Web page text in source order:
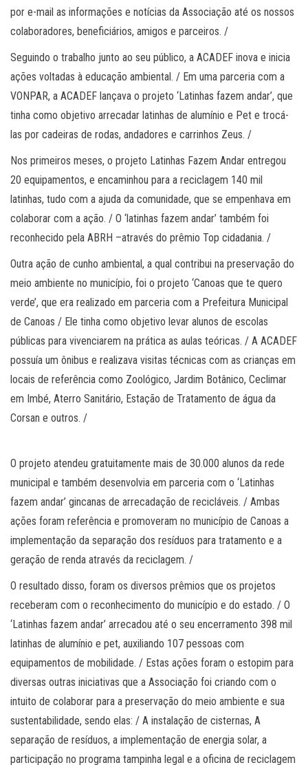
por e-mail as informações e notícias da Associação até os nossos
colaboradores, beneficiários, amigos e parceiros. /
Seguindo o trabalho junto ao seu público, a ACADEF inova e inicia
ações voltadas à educação ambiental. / Em uma parceria com a
VONPAR, a ACADEF lançava o projeto ‘Latinhas fazem andar’, que
tinha como objetivo arrecadar latinhas de alumínio e Pet e trocá-
las por cadeiras de rodas, andadores e carrinhos Zeus. /
Nos primeiros meses, o projeto Latinhas Fazem Andar entregou
20 equipamentos, e encaminhou para a reciclagem 140 mil
latinhas, tudo com a ajuda da comunidade, que se empenhava em
colaborar com a ação. / O ‘latinhas fazem andar’ também foi
reconhecido pela ABRH –através do prêmio Top cidadania. /
Outra ação de cunho ambiental, a qual contribui na preservação do
meio ambiente no município, foi o projeto ‘Canoas que te quero
verde’, que era realizado em parceria com a Prefeitura Municipal
de Canoas / Ele tinha como objetivo levar alunos de escolas
públicas para vivenciarem na prática as aulas teóricas. / A ACADEF
possuía um ônibus e realizava visitas técnicas com as crianças em
locais de referência como Zoológico, Jardim Botânico, Ceclimar
em Imbé, Aterro Sanitário, Estação de Tratamento de água da
Corsan e outros. /
O projeto atendeu gratuitamente mais de 30.000 alunos da rede
municipal e também desenvolvia em parceria com o ‘Latinhas
fazem andar’ gincanas de arrecadação de recicláveis. / Ambas
ações foram referência e promoveram no município de Canoas a
implementação da separação dos resíduos para tratamento e a
geração de renda através da reciclagem. /
O resultado disso, foram os diversos prêmios que os projetos
receberam com o reconhecimento do município e do estado. / O
‘Latinhas fazem andar’ arrecadou até o seu encerramento 398 mil
latinhas de alumínio e pet, auxiliando 107 pessoas com
equipamentos de mobilidade. / Estas ações foram o estopim para
diversas outras iniciativas que a Associação foi criando com o
intuito de colaborar para a preservação do meio ambiente e sua
sustentabilidade, sendo elas: / A instalação de cisternas, A
separação de resíduos, a implementação de energia solar, a
participação no programa tampinha legal e a oficina de reciclagem